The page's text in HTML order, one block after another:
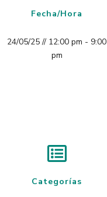
Fecha/Hora
24/05/25 // 12:00 pm - 9:00
pm
Categorías